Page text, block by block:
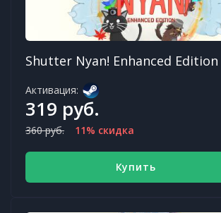
Shutter Nyan! Enhanced Edition
Активация:
319 руб.
360 руб. 11% скидка
Купить